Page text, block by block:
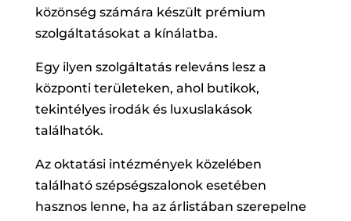
közönség számára készült prémium
szolgáltatásokat a kínálatba.
Egy ilyen szolgáltatás releváns lesz a
központi területeken, ahol butikok,
tekintélyes irodák és luxuslakások
találhatók.
Az oktatási intézmények közelében
található szépségszalonok esetében
hasznos lenne, ha az árlistában szerepelne